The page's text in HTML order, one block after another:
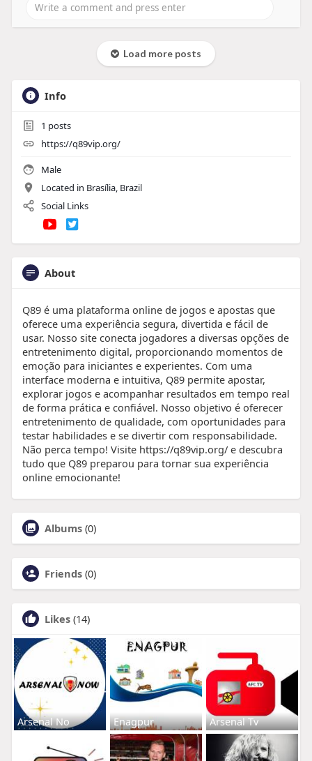
Load more posts
Info
1 posts
https://q89vip.org/
Male
Located in Brasília, Brazil
Social Links
About
Q89 é uma plataforma online de jogos e apostas que
oferece uma experiência segura, divertida e fácil de
usar. Nosso site conecta jogadores a diversas opções de
entretenimento digital, proporcionando momentos de
emoção para iniciantes e experientes. Com uma
interface moderna e intuitiva, Q89 permite apostar,
explorar jogos e acompanhar resultados em tempo real
de forma prática e confiável. Nosso objetivo é oferecer
entretenimento de qualidade, com oportunidades para
testar habilidades e se divertir com responsabilidade.
Não perca tempo! Visite https://q89vip.org/ e descubra
tudo que Q89 preparou para tornar sua experiência
online emocionante!
Albums (0)
Friends (0)
Likes (14)
Arsenal No Enagpur Arsenal Tv